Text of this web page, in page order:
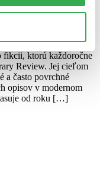
žiadna sa
fikcii, ktorú každoročne
Review. Jej cieľom
a často povrchné
opisov v modernom
od roku […]